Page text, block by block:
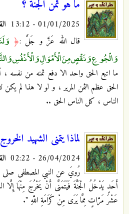
ما هو ثمن الجنة ؟
01/01/2025 - 13:12
قال الله عَزَّ و جَلَّ :﴿
وَالْجُوعِ وَنَقْصٍ مِنَ الْأَمْوَالِ وَالْأَنْفُسِ
ما اتبع الحق واحد الا دفع ثمنه من نفسه
الحق عظم الثمن المرير ، و لو لا هذا لم
الناس ، كل الناس الحق ..
لماذا يتمنى الشهيد
26/04/2024 - 02:22
رُويَ عن النبي المصطفى صلى
أَحَدٍ يَدْخُلُ الْجَنَّةَ فَيَتَمَنَّى أَنْ يَخْرُجَ مِنْهَا إِلَّا
عَشْرَ مَرَّاتٍ مِمَّا يَرَى مِنْ كَرَامَةِ اللَّهِ ".